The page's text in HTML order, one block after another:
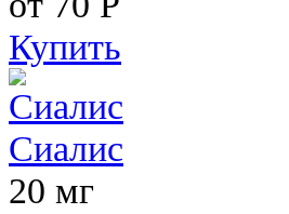
Купить
Сиалис
20 мг